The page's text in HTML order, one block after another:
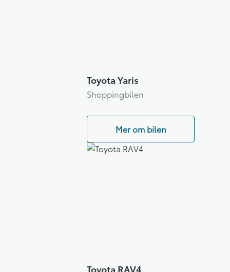
Toyota Yaris
Shoppingbilen
Mer om bilen
Toyota RAV4